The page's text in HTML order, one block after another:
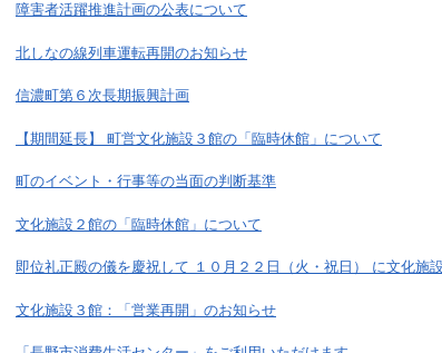
障害者活躍推進計画の公表について
北しなの線列車運転再開のお知らせ
信濃町第６次長期振興計画
【期間延長】 町営文化施設３館の「臨時休館」について
町のイベント・行事等の当面の判断基準
文化施設２館の「臨時休館」について
即位礼正殿の儀を慶祝して １０月２２日（火・祝日） に文化施
文化施設３館：「営業再開」のお知らせ